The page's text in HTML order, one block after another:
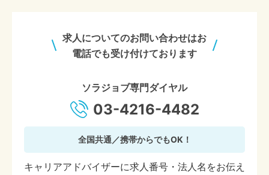
求人についてのお問い合わせはお
電話でも受け付けております
ソラジョブ専門ダイヤル
03-4216-4482
全国共通／携帯からでもOK！
キャリアアドバイザーに求人番号・法人名をお伝え